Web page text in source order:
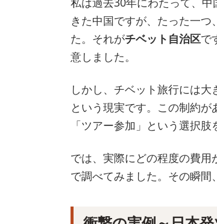
きた中国ですが、たった一
た。それがチベット自治区で
意しました。
しかし、チベット旅行には
という現実です。この制約
「ツアー参加」という選択肢
では、実際にどの程度の費
で調べてみました。その瞬間、